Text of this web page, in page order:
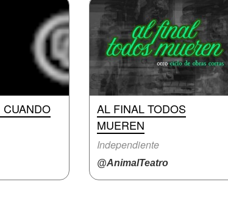
AL FINAL TODOS
MUEREN
Independiente
@AnimalTeatro